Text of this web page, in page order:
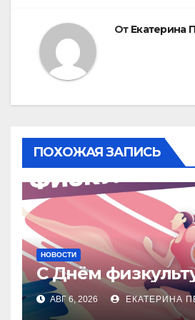
От Екатерина
ПОХОЖАЯ ЗАПИСЬ
НОВОСТИ
С Днём
АВГ 6, 2026 ЕКАТЕРИНА